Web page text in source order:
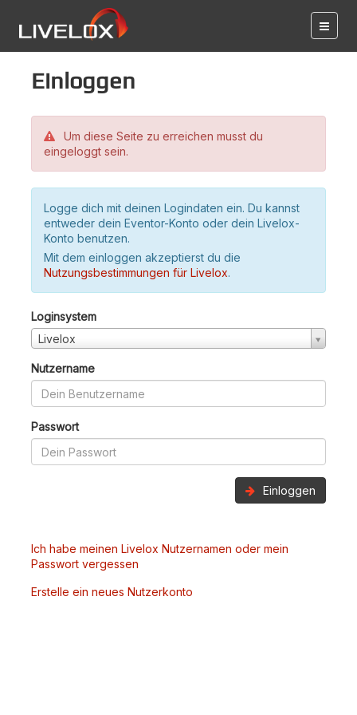
Einloggen
Um diese Seite zu erreichen musst du
eingeloggt sein.
Logge dich mit deinen Logindaten ein. Du kannst
entweder dein Eventor-Konto oder dein Livelox-
Konto benutzen.
Mit dem einloggen akzeptierst du die
Nutzungsbestimmungen für Livelox.
Loginsystem
Livelox
Nutzername
Passwort
Einloggen
Ich habe meinen Livelox Nutzernamen oder mein
Passwort vergessen
Erstelle ein neues Nutzerkonto